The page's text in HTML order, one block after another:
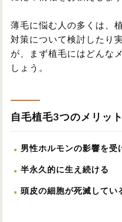
薄毛に悩む人の多くは、
対策について検討したり
が、まず植毛にはどんな
しょう。
自毛植毛3つのメリット
男性ホルモンの影響を受
半永久的に生え続ける
頭皮の細胞が死滅してい